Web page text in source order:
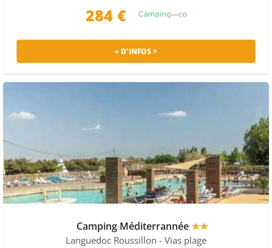
284 €
+ D'INFOS >
Camping Méditerrannée★★
Languedoc Roussillon - Vias plage